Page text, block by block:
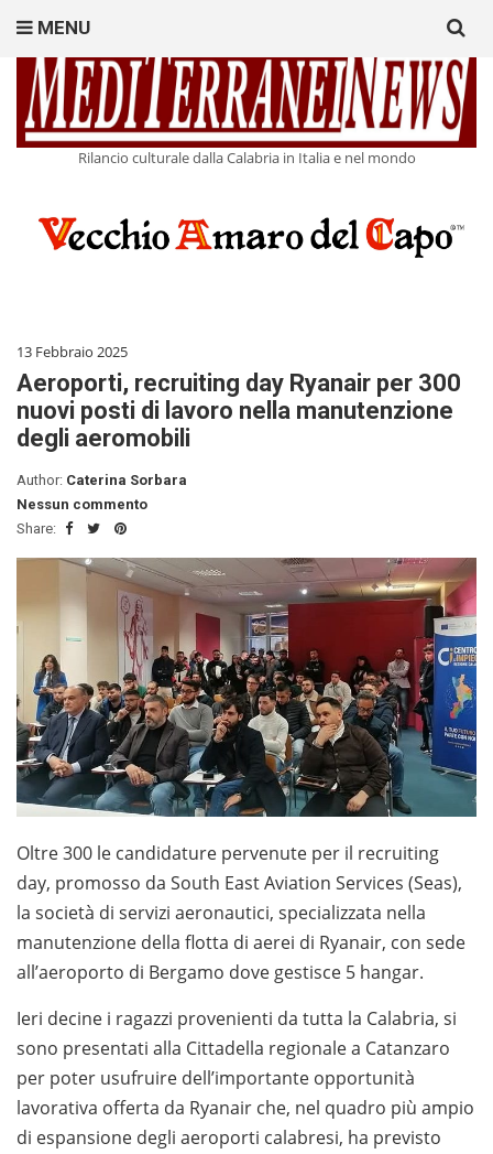
Rilancio culturale dalla Calabria in Italia e nel mondo
MENU
for:
13 Febbraio 2025
Aeroporti, recruiting day Ryanair per 300
nuovi posti di lavoro nella manutenzione
degli aeromobili
Author: Caterina Sorbara
Nessun commento
Share:
Oltre 300 le candidature pervenute per il recruiting
day, promosso da South East Aviation Services (Seas),
la società di servizi aeronautici, specializzata nella
manutenzione della flotta di aerei di Ryanair, con sede
all’aeroporto di Bergamo dove gestisce 5 hangar.
Ieri decine i ragazzi provenienti da tutta la Calabria, si
sono presentati alla Cittadella regionale a Catanzaro
per poter usufruire dell’importante opportunità
lavorativa offerta da Ryanair che, nel quadro più ampio
di espansione degli aeroporti calabresi, ha previsto